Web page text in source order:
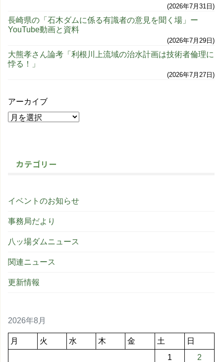
2026年7月31日
長崎県の「石木ダムに係る有識者の意見を聞く場」ー
YouTube動画と資料
2026年7月29日
大熊孝さん論考「利根川上流域の治水計画は技術者倫理に
悖る！」
2026年7月27日
アーカイブ
カテゴリー
イベントのお知らせ
事務局だより
八ッ場ダムニュース
関連ニュース
更新情報
2026年8月
月 火 水 木 金 土
日
1
2